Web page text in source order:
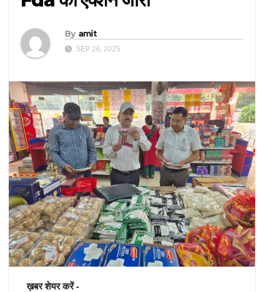
By amit
SEP 26, 2025
ख़बर शेयर करें -